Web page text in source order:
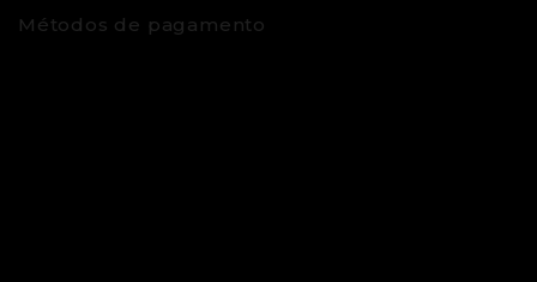
Métodos de pagamento